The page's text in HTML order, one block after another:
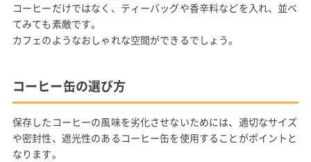
コーヒーだけではなく、ティーバッグや香辛料などを入れ、並べ
てみても素敵です。
カフェのようなおしゃれな空間ができるでしょう。
コーヒー缶の選び方
保存したコーヒーの風味を劣化させないためには、適切なサイズ
や密封性、遮光性のあるコーヒー缶を使用することがポイントと
なります。